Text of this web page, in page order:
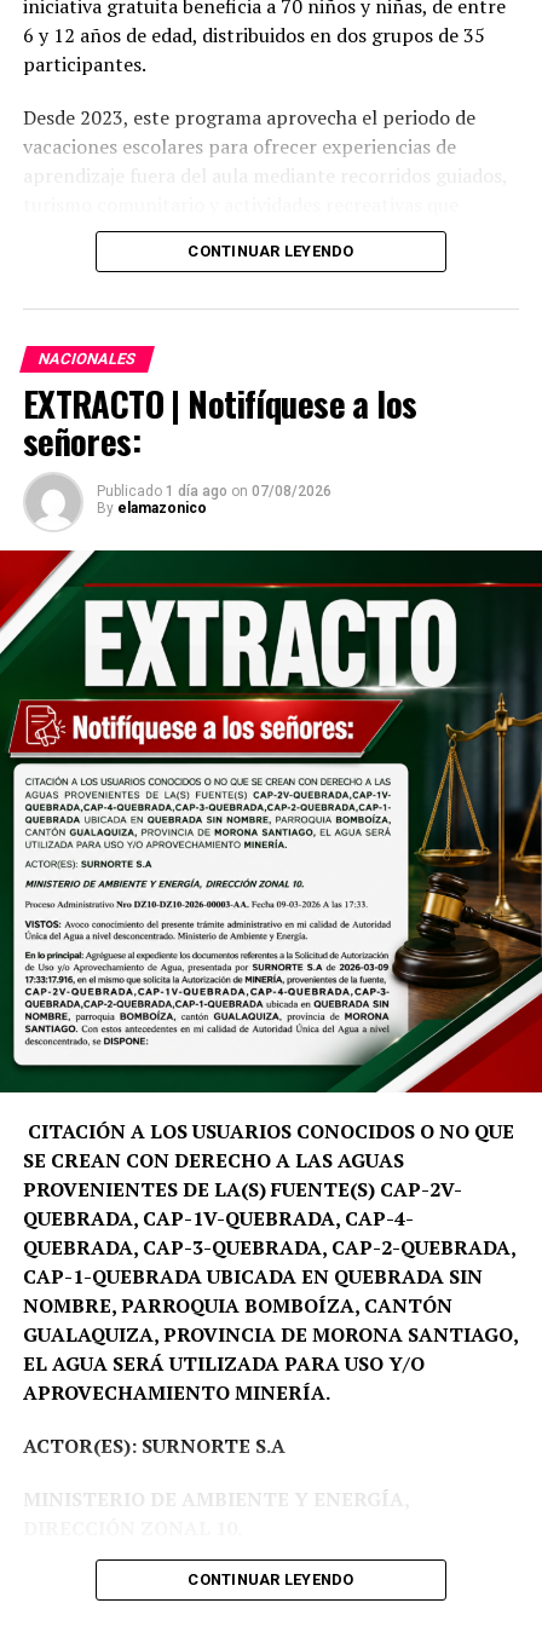
iniciativa gratuita beneficia a 70 niños y niñas, de entre
6 y 12 años de edad, distribuidos en dos grupos de 35
participantes.
Desde 2023, este programa aprovecha el periodo de
vacaciones escolares para ofrecer experiencias de
aprendizaje fuera del aula mediante recorridos guiados,
fortalecen el sentido de pertenencia de los
participantes, conocen la historia, el patrimonio y los
Cronograma de actividades de la cuarta edición del
programa vacional
Grupo 1
Miércoles 05 de agosto de
2026
Jueves 06 de agosto de 2026
2026
Viernes 07 de agosto de 2026
Viernes 14 de agosto de
2026
El director de Turismo , Mgtr. Diego Olmedo, destacó
que el programa fue concebido para fortalecer el
turismo local desde la niñez, permitiendo que los
participantes conozcan los atractivos del cantón y se
conviertan en pequeños promotores turísticos.
Por su parte, Silvia Sarango, madre de familia, destacó
que el programa representa una valiosa oportunidad
para que los niños aprendan mientras disfrutan de sus
vacaciones, razón por la que su hija participa por
segundo año consecutivo. De igual manera, Alexandra
Sánchez agradeció por impulsar estos espacios y
manifestó: «Mi hija está súper feliz, mi sobrino
igualmente; están entusiasmados y emocionados porque
van a conocer muchos lugares que ellos no han
conocido», expresó.
CONTINUAR LEYENDO
NACIONALES
EXTRACTO | Notifíquese a los
señores:
Publicado 1 día ago on 07/08/2026
By elamazonico
CITACIÓN A LOS USUARIOS CONOCIDOS O NO QUE
SE CREAN CON DERECHO A LAS AGUAS
PROVENIENTES DE LA(S) FUENTE(S) CAP-2V-
QUEBRADA, CAP-1V-QUEBRADA, CAP-4-
QUEBRADA, CAP-3-QUEBRADA, CAP-2-QUEBRADA,
CAP-1-QUEBRADA UBICADA EN QUEBRADA SIN
NOMBRE, PARROQUIA BOMBOÍZA, CANTÓN
GUALAQUIZA, PROVINCIA DE MORONA SANTIAGO,
EL AGUA SERÁ UTILIZADA PARA USO Y/O
APROVECHAMIENTO MINERÍA.
ACTOR(ES): SURNORTE S.A
MINISTERIO DE AMBIENTE Y ENERGÍA,
Proceso Administrativo Nro DZ10-DZ10-2026-
CONTINUAR LEYENDO